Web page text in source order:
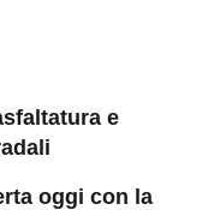
e
oggi con la